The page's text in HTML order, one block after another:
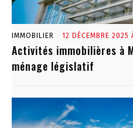
IMMOBILIER 12 DÉCEMBRE 2025
Activités immobilières à
ménage législatif